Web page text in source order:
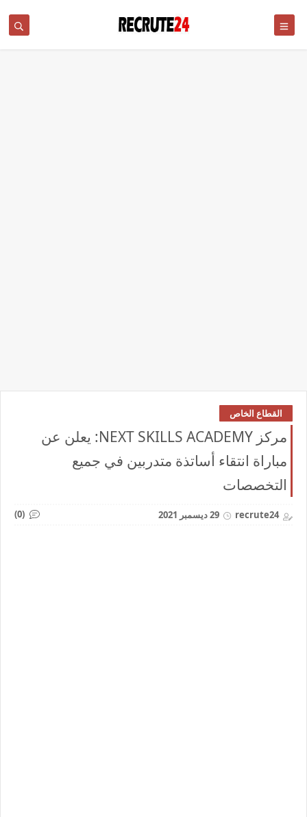
القطاع الخاص
مركز NEXT SKILLS ACADEMY: يعلن عن
مباراة انتقاء أساتذة متدربين في جميع
التخصصات
recrute24 29 ديسمبر 2021 (0)